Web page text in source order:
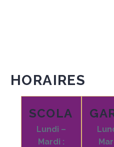
HORAIRES
SCOLAIRES
Lundi –
Mardi :